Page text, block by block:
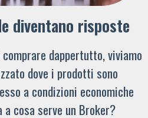
diventano risposte
dappertutto, viviamo
dove i prodotti sono
a condizioni economiche
a cosa serve un Broker?